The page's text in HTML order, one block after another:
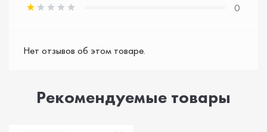
0
Нет отзывов об этом товаре.
Рекомендуемые товары